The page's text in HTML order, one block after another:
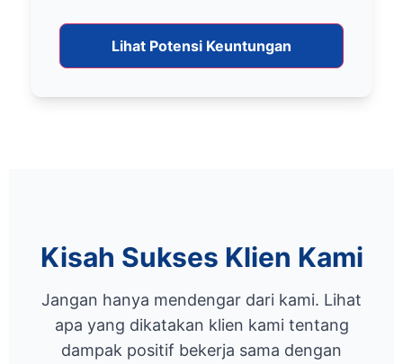
Lihat Potensi Keuntungan
Kisah Sukses Klien Kami
Jangan hanya mendengar dari kami. Lihat
apa yang dikatakan klien kami tentang
dampak positif bekerja sama dengan